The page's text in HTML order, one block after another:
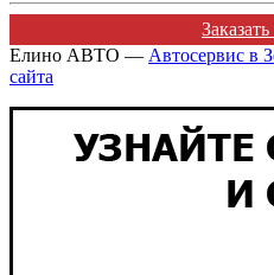
Елино АВТО — Автосервис в
сайта